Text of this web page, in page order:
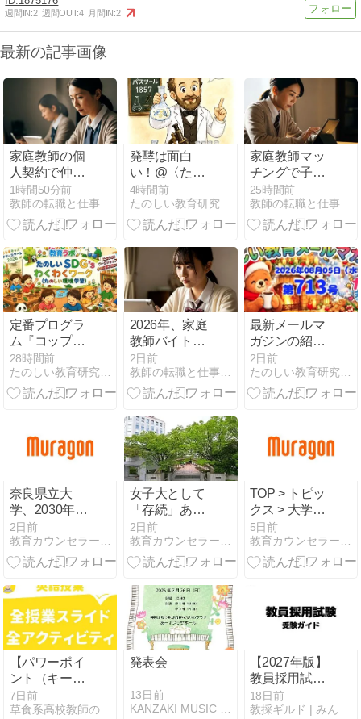
週間IN:2 週間OUT:4 月間IN:2
最新の記事画像
家庭教師の個
人契約で仲介
料を節約する
5つの手段、
費用別に整理
1時間50分前
教師の転職と仕事の本音
発酵は面白
い！@〈たの
しい教育メー
ルマガジン〉
最新刊の反響
の基礎研究
〈見えない生
き物たちの世
界〉
4時間前
家庭教師マッ
チングで子供
に合う先生を
探す方法・サ
ービス8選
25時間前
教師の転職と仕事の本音
定番プログラ
ム『コップタ
ワービルディ
ング』@楽し
い福祉＆教育
にも大人気
28時間前
2026年、家庭
教師バイトを
一括登録で探
した大学生が
気づいたこと
2日前
教師の転職と仕事の本音
最新メールマ
ガジンの紹介
@楽しい福祉
「他の子がで
きるようにす
か？」
2日前
奈良県立大
学、2030年度
に理系学科新
設予定
2日前
女子大として
「存続」あえ
て宣言 少子化
で 経営環境悪
化も
2日前
TOP > トピッ
クス > 大学夜
間主コースの
縮小続く 香川
大学法・経済
5日前
【パワーポイ
ント（キーノ
ート）で授業
（英語）】文
7日前
草食系高校教師のブログ
発表会
13日前
KANZAKI MUSIC HOUSE
【2027年版】
教員採用試験
とは？初めて
受験する人向
18日前